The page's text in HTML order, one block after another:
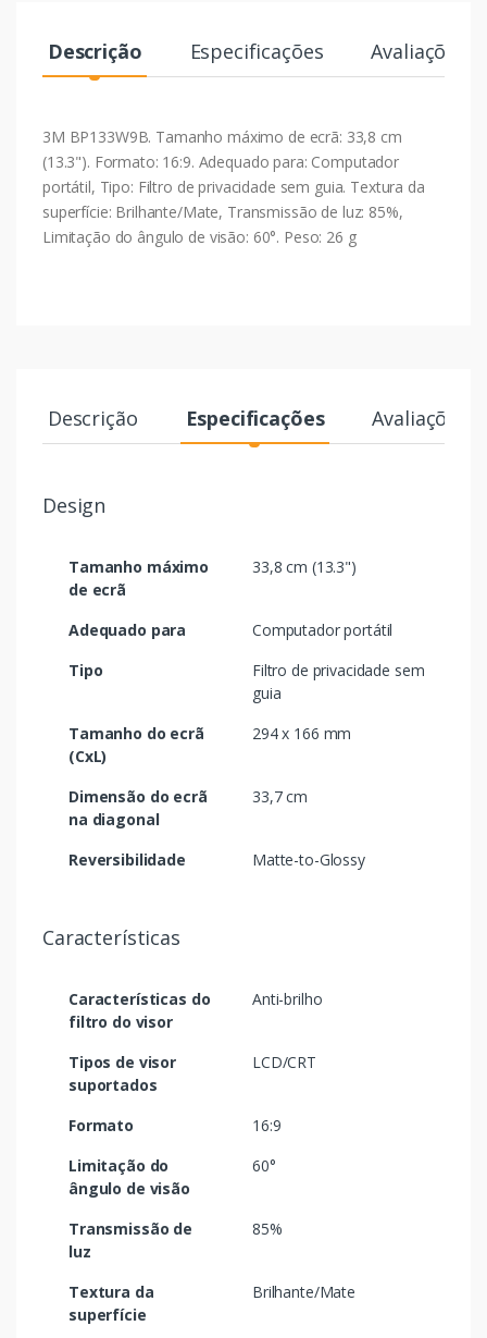
Descrição Especificações Avaliações
3M BP133W9B. Tamanho máximo de ecrã: 33,8 cm
(13.3"). Formato: 16:9. Adequado para: Computador
portátil, Tipo: Filtro de privacidade sem guia. Textura da
superfície: Brilhante/Mate, Transmissão de luz: 85%,
Limitação do ângulo de visão: 60°. Peso: 26 g
Descrição Especificações Avaliações
Design
Tamanho máximo
de ecrã
33,8 cm (13.3")
Adequado para
Computador portátil
Tipo
Filtro de privacidade sem
guia
Tamanho do ecrã
(CxL)
294 x 166 mm
Dimensão do ecrã
na diagonal
33,7 cm
Reversibilidade Matte-to-Glossy
Características
Características do
filtro do visor
Anti-brilho
Tipos de visor
suportados
LCD/CRT
Formato
16:9
Limitação do
ângulo de visão
60°
Transmissão de
luz
85%
Textura da
superfície
Brilhante/Mate